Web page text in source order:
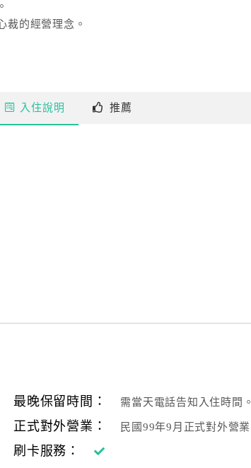
裁的經營理念。
入住說明 推薦
最晚保留時間： 需當天電話告知入住時間。
正式對外營業： 民國99年9月正式對外營業
刷卡服務：